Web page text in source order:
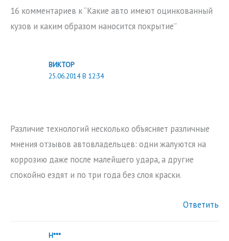
16 комментариев к “Какие авто имеют оцинкованный
кузов и каким образом наносится покрытие”
ВИКТОР
25.06.2014 В 12:34
Различие технологий несколько объясняет различные
мнения отзывов автовладельцев: одни жалуются на
коррозию даже после малейшего удара, а другие
спокойно ездят и по три года без слоя краски.
Ответить
H***